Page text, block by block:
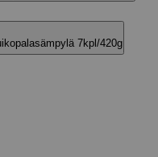
7kpl/420g